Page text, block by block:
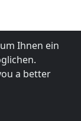
Ihnen ein
a better